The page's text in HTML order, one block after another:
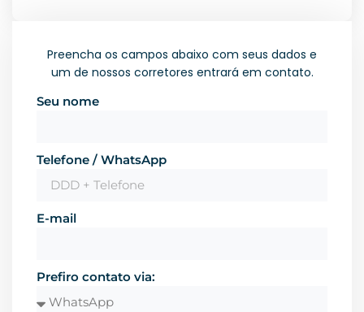
Preencha os campos abaixo com seus dados e
um de nossos corretores entrará em contato.
Seu nome
Telefone / WhatsApp
E-mail
Prefiro contato via: